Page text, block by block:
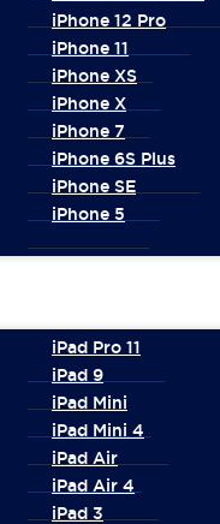
iPhone 12 Pro
iPhone 11
iPhone XS
iPhone X
iPhone 7
iPhone 6S Plus
iPhone SE
iPhone 5
iPad Pro 11
iPad 9
iPad Mini
iPad Mini 4
iPad Air
iPad Air 4
iPad 3